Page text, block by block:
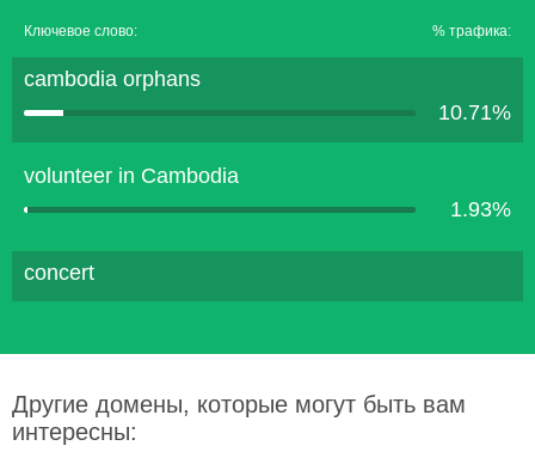
Ключевое слово: % трафика:
cambodia orphans
10.71%
volunteer in Cambodia
1.93%
concert
Другие домены, которые могут быть вам
интересны: